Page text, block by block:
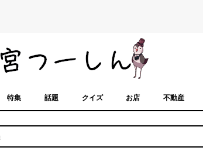
特集 話題 クイズ お店 不動産